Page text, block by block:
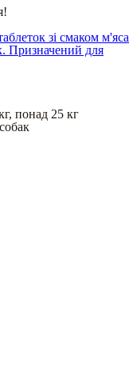
зі смаком м'яса
Призначений для
, понад 25 кг